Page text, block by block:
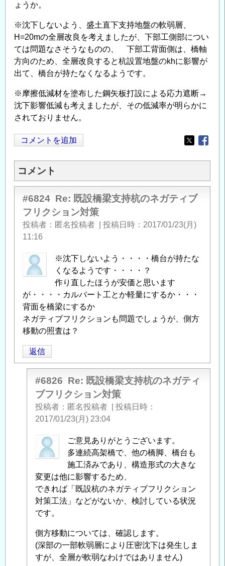
ょうか。
※沈下しないよう、盛土直下支持地盤の軟弱層、
H=20mの全層改良を考えましたが、下部工側部につい
ては問題なさそうなものの、 下部工背面側は、橋軸
方向のため、全層改良すると杭設置地盤のkhに影響が
出て、橋台が持たなくなるようです。
※摩擦低減材を塗布した鋼矢板打設による応力遮断→
沈下影響低減も考えましたが、その低減率が明らかに
されておりません。
コメントを追加
Opens in
コメント
#6824 Re: 既設橋梁支持杭のネガティブ
フリクション対策
投稿者 匿名投稿者 投稿日時
2017/01/23(月)
11:16
※沈下しないよう・・・・橋台が持たな
くなるようです・・・・？
作り直したほうが安価と思います
が・・・・カルバート工とか軽量にするか・・・
背面を橋梁にするか
ネガティブフリクションも問題でしょうが、側方
移動の照査は？
返信
#6826 Re: 既設橋梁支持杭のネガティ
ブフリクション対策
投稿者 匿名投稿者
投稿日時
2017/01/23(月) 23:04
匿
名
稿
者
に
よ
「Re:
既
設
ご意見ありがとうございます。
多連続高架橋で、他の橋脚、橋台も
施工済みであり、構造形式の大きな
変更は他に影響するため、
できれば「既設杭のネガティブフリクション
対策工法」などがないか、検討している状況
です。
側方移動については、確認します。
(深部の一部軟弱層により圧密沈下は発生しま
すが、全層が軟弱なわけではありません)